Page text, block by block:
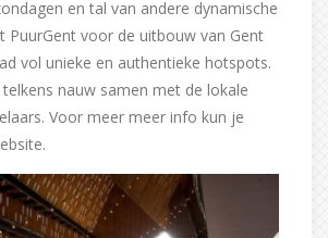
en tal van andere dynamische
PuurGent voor de uitbouw van Gent
vol unieke en authentieke hotspots.
nauw samen met de lokale
Voor meer meer info kun je